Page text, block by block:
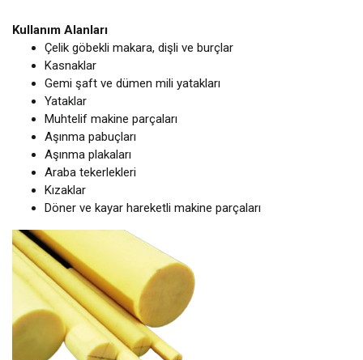
Kullanım Alanları
Çelik göbekli makara, dişli ve burçlar
Kasnaklar
Gemi şaft ve dümen mili yatakları
Yataklar
Muhtelif makine parçaları
Aşınma pabuçları
Aşınma plakaları
Araba tekerlekleri
Kızaklar
Döner ve kayar hareketli makine parçaları